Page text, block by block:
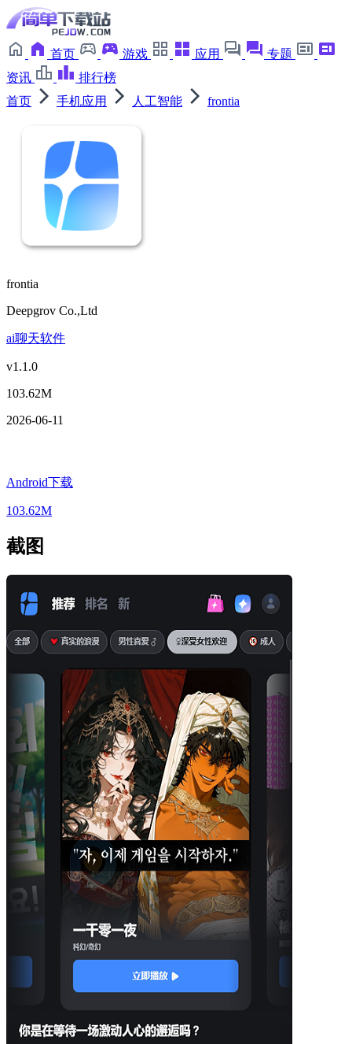
首页 游戏 应用
专题
资讯
排行榜
首页
手机应用 人工智能 frontia
frontia
Deepgrov Co.,Ltd
ai聊天软件
v1.1.0
103.62M
2026-06-11
Android下载
103.62M
截图